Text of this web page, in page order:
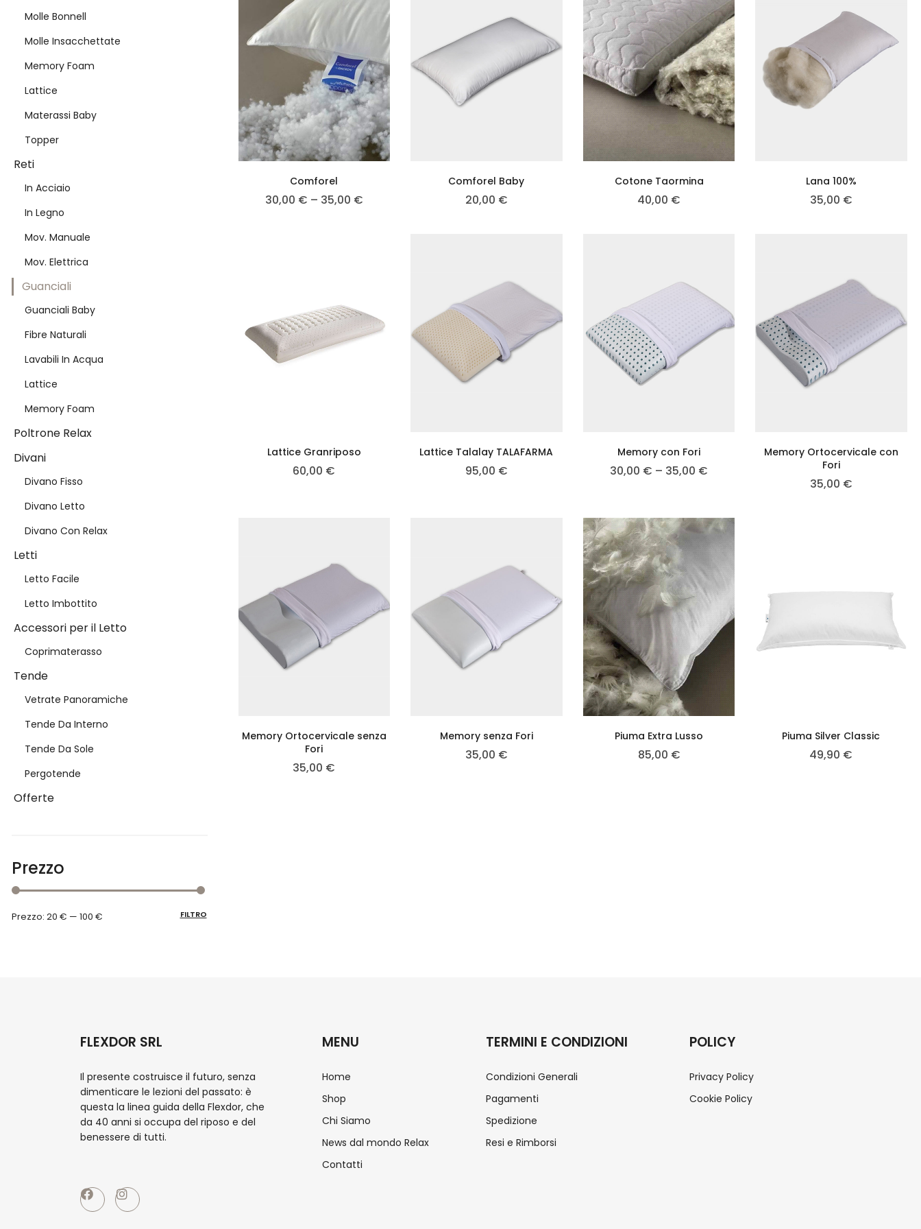
Topper
Materassi Baby
Memory Foam
Molle Bonnell
Molle Insacchettate
Memory Foam
Lattice
Materassi Baby
Topper
Reti
In Acciaio
In Legno
Mov. Manuale
Mov. Elettrica
Guanciali
Guanciali Baby
Fibre Naturali
Lavabili In Acqua
Lattice
Memory Foam
Poltrone Relax
Divani
Divano Fisso
Divano Letto
Divano Con Relax
Letti
Letto Facile
Letto Imbottito
Accessori per il Letto
Coprimaterasso
Tende
Vetrate Panoramiche
Tende Da Interno
Tende Da Sole
Pergotende
Offerte
Prezzo
FILTRO
Prezzo: 20 € — 100 €
Comforel
30,00 € – 35,00 €
Comforel Baby
20,00 €
Cotone Taormina
40,00 €
Lana 100%
35,00 €
Lattice Granriposo
60,00 €
Lattice Talalay TALAFARMA
95,00 €
Memory con Fori
30,00 € – 35,00 €
Memory Ortocervicale con
Fori
35,00 €
Memory Ortocervicale senza
Fori
35,00 €
Memory senza Fori
35,00 €
Piuma Extra Lusso
85,00 €
Piuma Silver Classic
49,90 €
FLEXDOR SRL
Il presente costruisce il futuro, senza
dimenticare le lezioni del passato: è
questa la linea guida della Flexdor, che
da 40 anni si occupa del riposo e del
benessere di tutti.
MENU
Home
Shop
Chi Siamo
News dal mondo Relax
Contatti
TERMINI E CONDIZIONI
Condizioni Generali
Pagamenti
Spedizione
Resi e Rimborsi
POLICY
Privacy Policy
Cookie Policy